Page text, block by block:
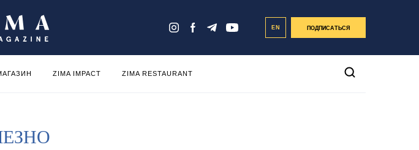
EN ПОДПИСАТЬСЯ
ZIMA IMPACT ZIMA RESTAURANT